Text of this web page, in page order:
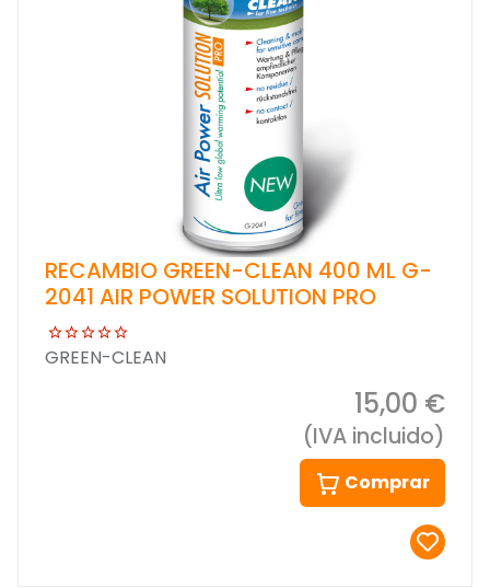
RECAMBIO GREEN-CLEAN 400 ML G-
2041 AIR POWER SOLUTION PRO
GREEN-CLEAN
15,00 €
(IVA incluido)
Comprar